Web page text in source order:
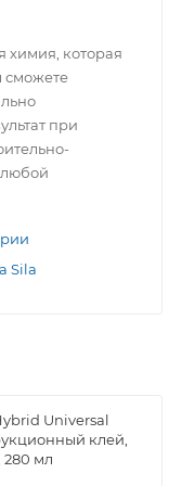
химия, которая
сможете
при
Sila
Universal
клей,
280 мл